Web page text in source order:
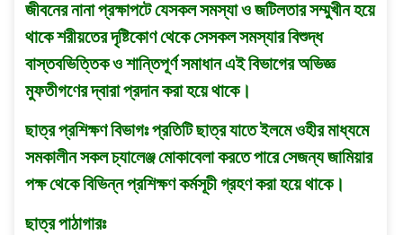
জীবনের নানা প্রক্ষাপটে যেসকল সমস্যা ও জটিলতার সম্মুখীন হয়ে
থাকে শরীয়তের দৃষ্টিকোণ থেকে সেসকল সমস্যার বিশুদ্ধ
বাস্তবভিত্তিক ও শান্তিপূর্ণ সমাধান এই বিভাগের অভিজ্ঞ
মুফতীগণের দ্বারা প্রদান করা হয়ে থাকে।
ছাত্র প্রশিক্ষণ বিভাগঃ প্রতিটি ছাত্র যাতে ইলমে ওহীর মাধ্যমে
সমকালীন সকল চ্যালেঞ্জ মােকাবেলা করতে পারে সেজন্য জামিয়ার
পক্ষ থেকে বিভিন্ন প্রশিক্ষণ কর্মসূচী গ্রহণ করা হয়ে থাকে।
ছাত্র পাঠাগারঃ